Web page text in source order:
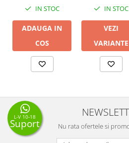
IN STOC
ADAUGA IN
COS
IN STOC
VEZI
VARIANTE
Nu rata ofertele si
L-V 10-18
Suport